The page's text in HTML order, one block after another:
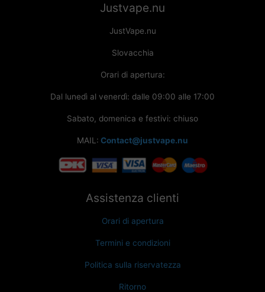
Justvape.nu
JustVape.nu
Slovacchia
Orari di apertura:
Dal lunedì al venerdì: dalle 09:00 alle 17:00
Sabato, domenica e festivi: chiuso
MAIL: Contact@justvape.nu
Assistenza clienti
Orari di apertura
Termini e condizioni
Politica sulla riservatezza
Ritorno